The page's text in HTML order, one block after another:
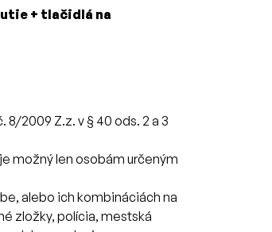
+ tlačidlá na
2009 Z.z. v § 40 ods. 2 a 3
možný len osobám určeným
alebo ich kombináciách na
zložky, polícia, mestská